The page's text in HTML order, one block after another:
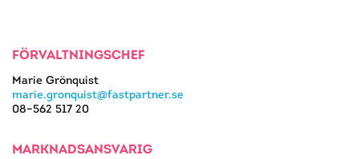
FÖRVALTNINGSCHEF
Marie Grönquist
marie.gronquist@fastpartner.se
08–562 517 20
MARKNADSANSVARIG